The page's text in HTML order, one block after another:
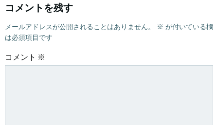
コメントを残す
メールアドレスが公開されることはありません。 ※ が付いている欄
は必須項目です
コメント ※